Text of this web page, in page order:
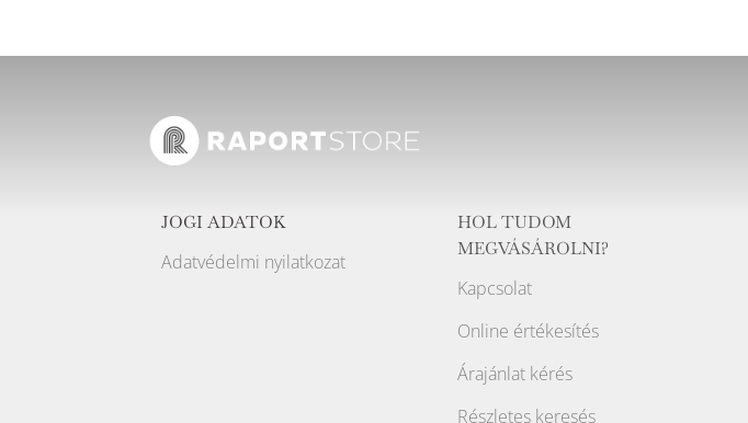
JOGI ADATOK
Adatvédelmi nyilatkozat
HOL TUDOM
MEGVÁSÁROLNI?
Kapcsolat
Online értékesítés
Árajánlat kérés
Részletes keresés